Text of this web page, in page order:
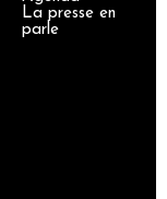
La presse en
parle